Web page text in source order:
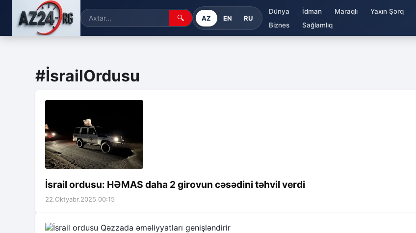
🔍 AZ EN RU
Dünya İdman Maraqlı Yaxın Şərq
Biznes
Sağlamlıq
#İsrailOrdusu
İsrail ordusu: HƏMAS daha 2 girovun cəsədini təhvil verdi
22.Oktyabr.2025 00:15